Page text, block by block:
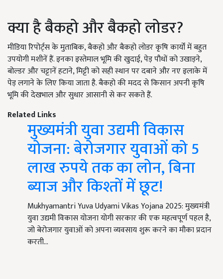
क्या है बैकहो और बैकहो लोडर?
मीडिया रिपोर्ट्स के मुताबिक, बैकहो और बैकहो लोडर कृषि कार्यों में बहुत
उपयोगी मशीनें हैं. इनका इस्तेमाल भूमि की खुदाई, पेड़ पौधों को उखाड़ने,
बोल्डर और चट्टानें हटाने, मिट्टी को सही स्थान पर दबाने और नए इलाके में
पेड़ लगाने के लिए किया जाता है. बैकहो की मदद से किसान अपनी कृषि
भूमि की देखभाल और सुधार आसानी से कर सकते हैं.
Related Links
मुख्यमंत्री युवा उद्यमी विकास
योजना: बेरोजगार युवाओं को 5
लाख रुपये तक का लोन, बिना
ब्याज और किश्तों में छूट!
Mukhyamantri Yuva Udyami Vikas Yojana 2025: मुख्यमंत्री
युवा उद्यमी विकास योजना योगी सरकार की एक महत्वपूर्ण पहल है,
जो बेरोजगार युवाओं को अपना व्यवसाय शुरू करने का मौका प्रदान
करती…